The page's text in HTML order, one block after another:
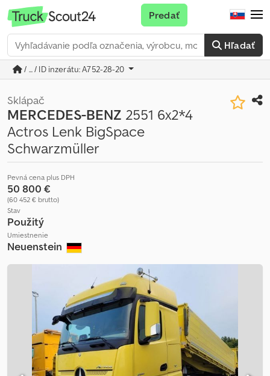
Hľadať
Predať
/ ... / ID inzerátu: A752-28-20
Sklápač
MERCEDES-BENZ 2551 6x2*4
Actros Lenk BigSpace
Schwarzmüller
Pevná cena plus DPH
50 800 €
(60 452 € brutto)
Stav
Použitý
Umiestnenie
Neuenstein